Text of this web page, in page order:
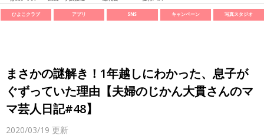
ひよこクラブ アプリ SNS キャンペーン 写真スタジオ
まさかの謎解き！1年越しにわかった、息子が
ぐずっていた理由【夫婦のじかん大貫さんのマ
マ芸人日記#48】
2020/03/19 更新